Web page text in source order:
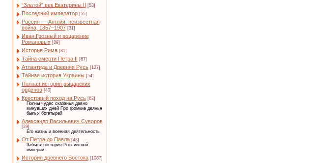
“Златой” век Екатерины II [53]
Последний император [55]
Россия — Англия: неизвестная
война, 1857–1907 [31]
Иван Грозный и воцарение
Романовых [89]
История Рима [81]
Тайна смерти Петра II [67]
Атлантида и Древняя Русь [127]
Тайная история Украины [54]
Полная история рыцарских
орденов [40]
Крестовый поход на Русь [62]
Полны чудес сказанья давно
минувших дней Про громкие деянья
былых богатырей
Александр Васильевич Суворов
[29]
Его жизнь и военная деятельность
От Петра до Павла [48]
Забытая история Российской
империи
История древнего Востока [1087]